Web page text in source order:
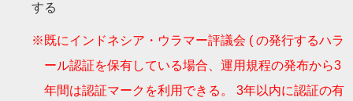
する
※既にインドネシア・ウラマー評議会 ( の発行するハラ
ール認証を保有している場合、運用規程の発布から3
年間は認証マークを利用できる。 3年以内に認証の有